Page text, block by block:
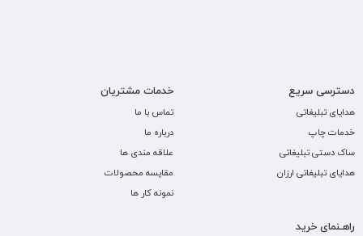
دسترسی سریع
هدایای تبلیغاتی
خدمات چاپ
ساک دستی تبلیغاتی
هدایای تبلیغاتی ارزان
خدمات مشتریان
تماس با ما
درباره ما
علاقه مندی ها
مقایسه محصولات
نمونه کار ها
راهـنمای خرید